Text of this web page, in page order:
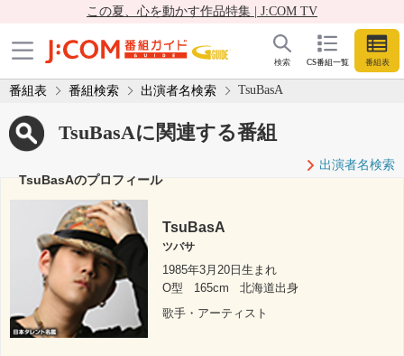
この夏、心を動かす作品特集 | J:COM TV
CS番組一覧 番組表
検索
番組表 番組検索 出演者名検索 TsuBasA
TsuBasAに関連する番組
出演者名検索
TsuBasAのプロフィール
TsuBasA
ツバサ
1985年3月20日生まれ
O型
165cm
北海道出身
歌手・アーティスト